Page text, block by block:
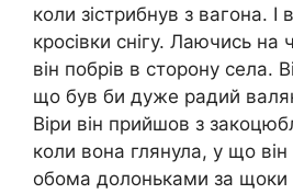
коли зістрибнув з вагона. І
кросівки снігу. Лаючись на
він побрів в сторону села.
що був би дуже радий
Віри він прийшов з
коли вона глянула, у що він
обома долоньками за щоки